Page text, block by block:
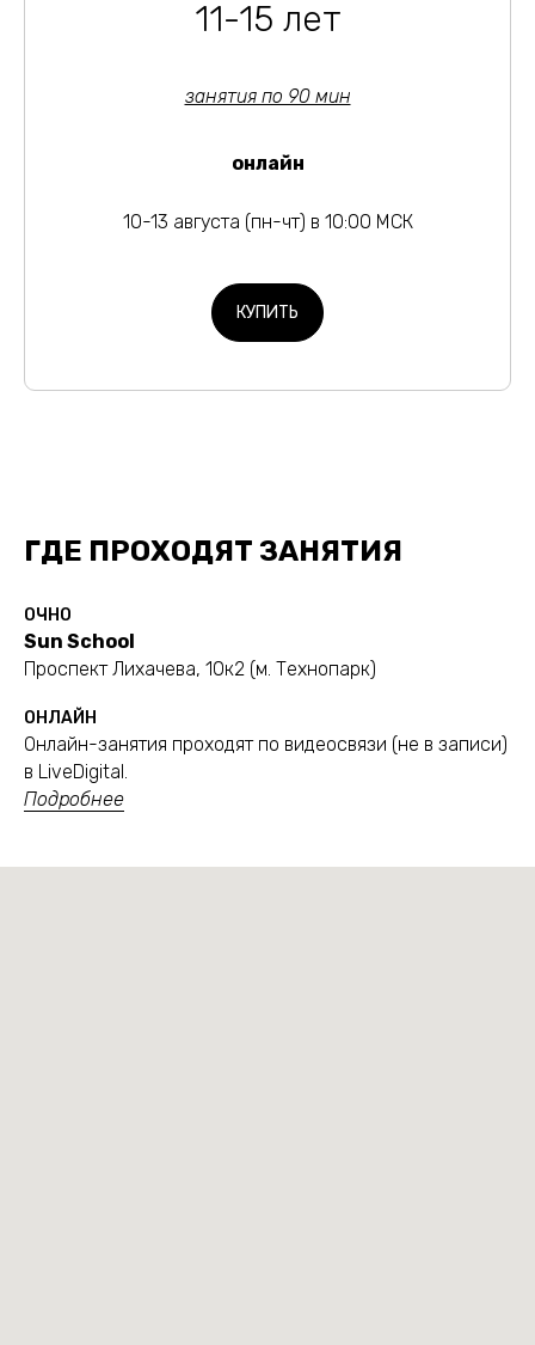
11-15 лет
занятия по 90 мин
онлайн
10-13 августа (пн-чт) в 10:00 МСК
КУПИТЬ
ГДЕ ПРОХОДЯТ ЗАНЯТИЯ
ОЧНО
Sun School
Проспект Лихачева, 10к2 (м. Технопарк)
ОНЛАЙН
Онлайн-занятия проходят по видеосвязи (не в записи)
в LiveDigital.
Подробнее